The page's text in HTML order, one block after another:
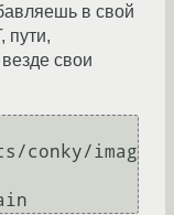
в свой
пути,
свои
conky/imag